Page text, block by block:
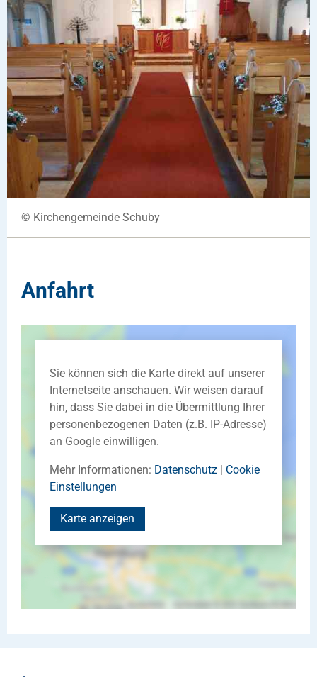
© Kirchengemeinde Schuby
Anfahrt
Sie können sich die Karte direkt auf unserer
Internetseite anschauen. Wir weisen darauf
hin, dass Sie dabei in die Übermittlung Ihrer
personenbezogenen Daten (z.B. IP-Adresse)
an Google einwilligen.
Mehr Informationen: Datenschutz | Cookie
Einstellungen
Karte anzeigen